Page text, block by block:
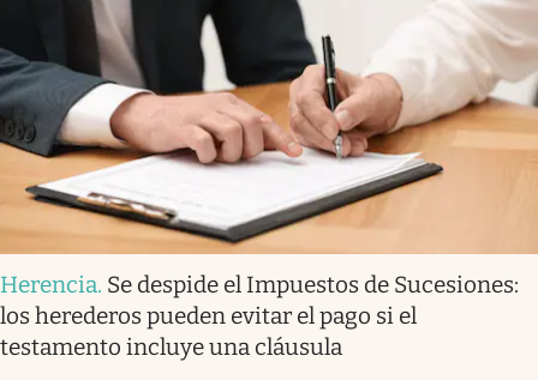
Herencia. Se despide el Impuestos de Sucesiones:
los herederos pueden evitar el pago si el
testamento incluye una cláusula